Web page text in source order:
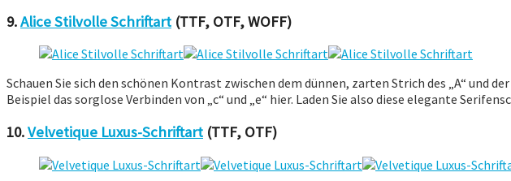
9.Alice Stilvolle Schriftart (TTF, OTF, WOFF)
Schauen Sie sich den schönen Kontrast zwischen dem dünnen, zarten Strich des „A“
Beispiel das sorglose Verbinden von „c“ und „e“ hier. Laden Sie also diese elegante
10.Velvetique Luxus-Schriftart (TTF, OTF)